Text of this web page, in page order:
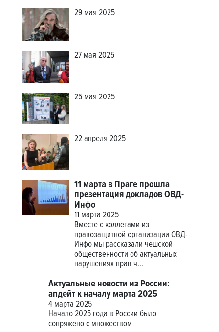
29 мая 2025
27 мая 2025
25 мая 2025
22 апреля 2025
11 марта в Праге прошла
презентация докладов ОВД-
Инфо
11 марта 2025
Вместе с коллегами из
правозащитной организации ОВД-
Инфо мы рассказали чешской
общественности об актуальных
нарушениях прав ч...
Актуальные новости из России:
апдейт к началу марта 2025
4 марта 2025
Начало 2025 года в России было
сопряжено с множеством